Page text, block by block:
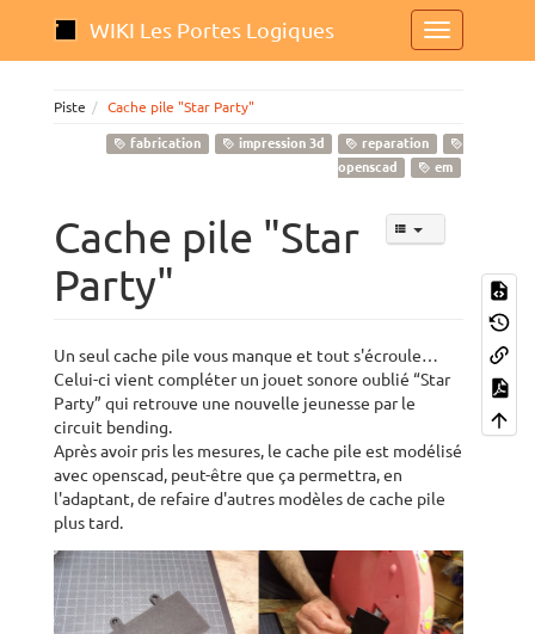
WIKI Les Portes Logiques
Piste Cache pile "Star Party"
fabrication impression 3d
reparation
openscad
em
Cache pile "Star
Party"
Un seul cache pile vous manque et tout s'écroule…
Celui-ci vient compléter un jouet sonore oublié “Star
Party” qui retrouve une nouvelle jeunesse par le
circuit bending.
Après avoir pris les mesures, le cache pile est modélisé
avec openscad, peut-être que ça permettra, en
l'adaptant, de refaire d'autres modèles de cache pile
plus tard.